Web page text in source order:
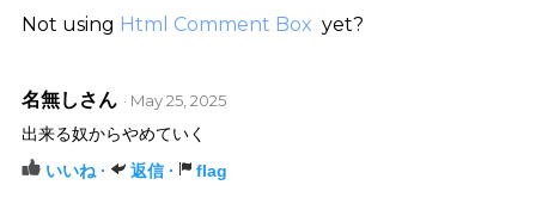
Not using Html Comment Box yet?
名無しさん · May 25, 2025
出来る奴からやめていく
いいね · 返信 · flag